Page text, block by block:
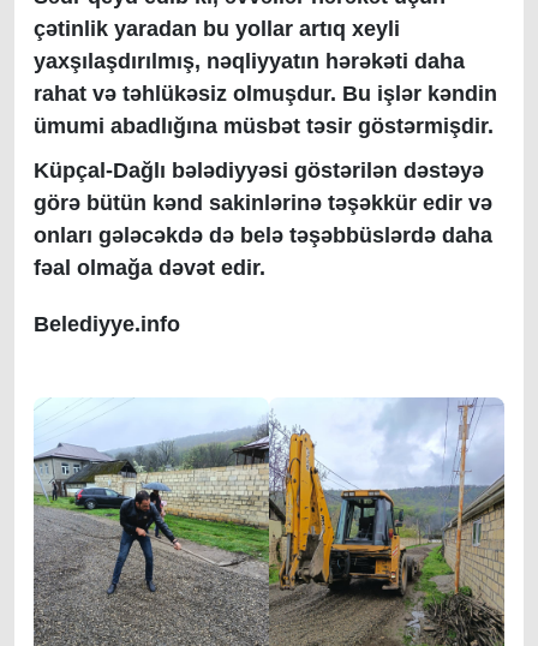
çətinlik yaradan bu yollar artıq xeyli
yaxşılaşdırılmış, nəqliyyatın hərəkəti daha
rahat və təhlükəsiz olmuşdur. Bu işlər kəndin
ümumi abadlığına müsbət təsir göstərmişdir.
Küpçal-Dağlı bələdiyyəsi göstərilən dəstəyə
görə bütün kənd sakinlərinə təşəkkür edir və
onları gələcəkdə də belə təşəbbüslərdə daha
fəal olmağa dəvət edir.
Belediyye.info